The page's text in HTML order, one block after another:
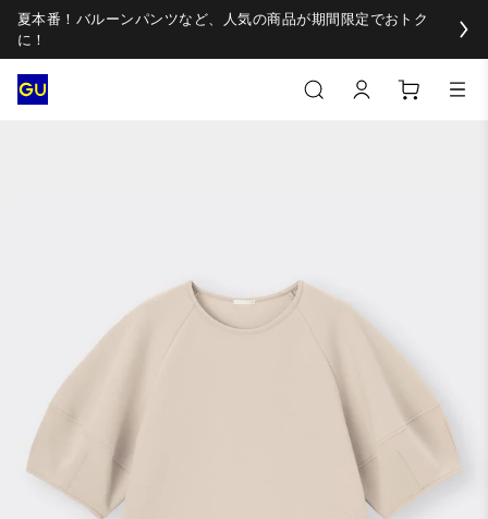
夏本番！バルーンパンツなど、人気の商品が期間限定でおトク
に！